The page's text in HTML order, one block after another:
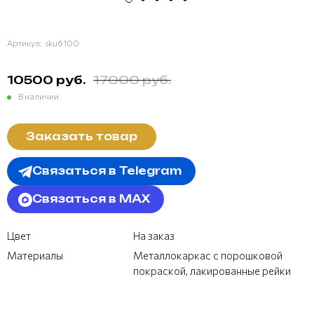
Артикул: sku6100
10500 руб. 17000 руб.
В наличии
Заказать товар
Связаться в Telegram
Связаться в MAX
Цвет
На заказ
Материалы
Металлокаркас с порошковой
покраской, лакированные рейки